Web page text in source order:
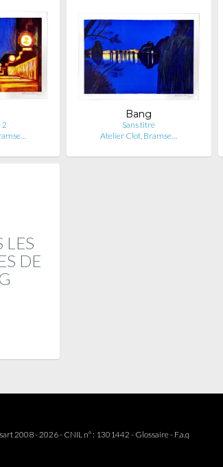
2
Bang
Sans titre
Atelier Clot, Bramse…
LES
DE
2008 - 2026 - CNIL n° : 1301442 -Glossaire- F.a.q